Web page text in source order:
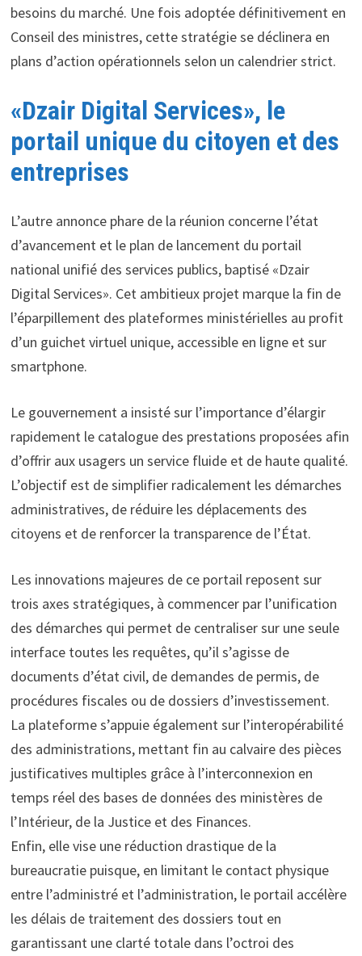
besoins du marché. Une fois adoptée définitivement en
Conseil des ministres, cette stratégie se déclinera en
plans d’action opérationnels selon un calendrier strict.
«Dzair Digital Services», le
portail unique du citoyen et des
entreprises
L’autre annonce phare de la réunion concerne l’état
d’avancement et le plan de lancement du portail
national unifié des services publics, baptisé «Dzair
Digital Services». Cet ambitieux projet marque la fin de
l’éparpillement des plateformes ministérielles au profit
d’un guichet virtuel unique, accessible en ligne et sur
smartphone.
Le gouvernement a insisté sur l’importance d’élargir
rapidement le catalogue des prestations proposées afin
d’offrir aux usagers un service fluide et de haute qualité.
L’objectif est de simplifier radicalement les démarches
administratives, de réduire les déplacements des
citoyens et de renforcer la transparence de l’État.
Les innovations majeures de ce portail reposent sur
trois axes stratégiques, à commencer par l’unification
des démarches qui permet de centraliser sur une seule
interface toutes les requêtes, qu’il s’agisse de
documents d’état civil, de demandes de permis, de
procédures fiscales ou de dossiers d’investissement.
La plateforme s’appuie également sur l’interopérabilité
des administrations, mettant fin au calvaire des pièces
justificatives multiples grâce à l’interconnexion en
temps réel des bases de données des ministères de
l’Intérieur, de la Justice et des Finances.
Enfin, elle vise une réduction drastique de la
bureaucratie puisque, en limitant le contact physique
entre l’administré et l’administration, le portail accélère
les délais de traitement des dossiers tout en
garantissant une clarté totale dans l’octroi des